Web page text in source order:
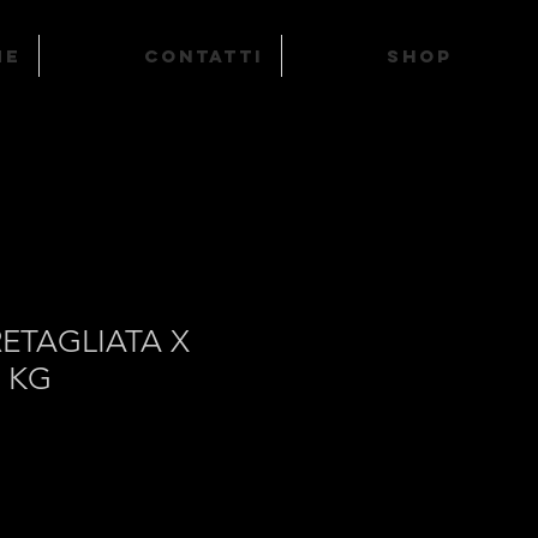
Contatti SHOP
X